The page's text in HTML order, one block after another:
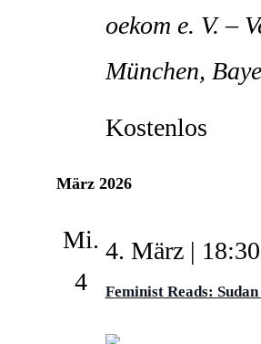
oekom e. V. –
München,
Kostenlos
März 2026
Mi.
4
Feminist Reads:
4. März | 18:30